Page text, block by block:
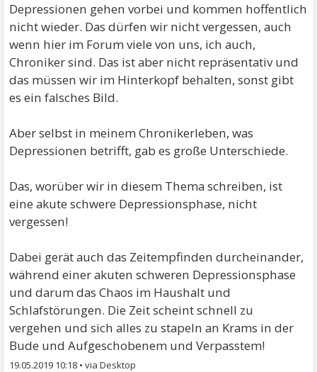
Depressionen gehen vorbei und kommen hoffentlich
nicht wieder. Das dürfen wir nicht vergessen, auch
wenn hier im Forum viele von uns, ich auch,
Chroniker sind. Das ist aber nicht repräsentativ und
das müssen wir im Hinterkopf behalten, sonst gibt
es ein falsches Bild.
Aber selbst in meinem Chronikerleben, was
Depressionen betrifft, gab es große Unterschiede.
Das, worüber wir in diesem Thema schreiben, ist
eine akute schwere Depressionsphase, nicht
vergessen!
Dabei gerät auch das Zeitempfinden durcheinander,
während einer akuten schweren Depressionsphase
und darum das Chaos im Haushalt und
Schlafstörungen. Die Zeit scheint schnell zu
vergehen und sich alles zu stapeln an Krams in der
Bude und Aufgeschobenem und Verpasstem!
19.05.2019 10:18 •